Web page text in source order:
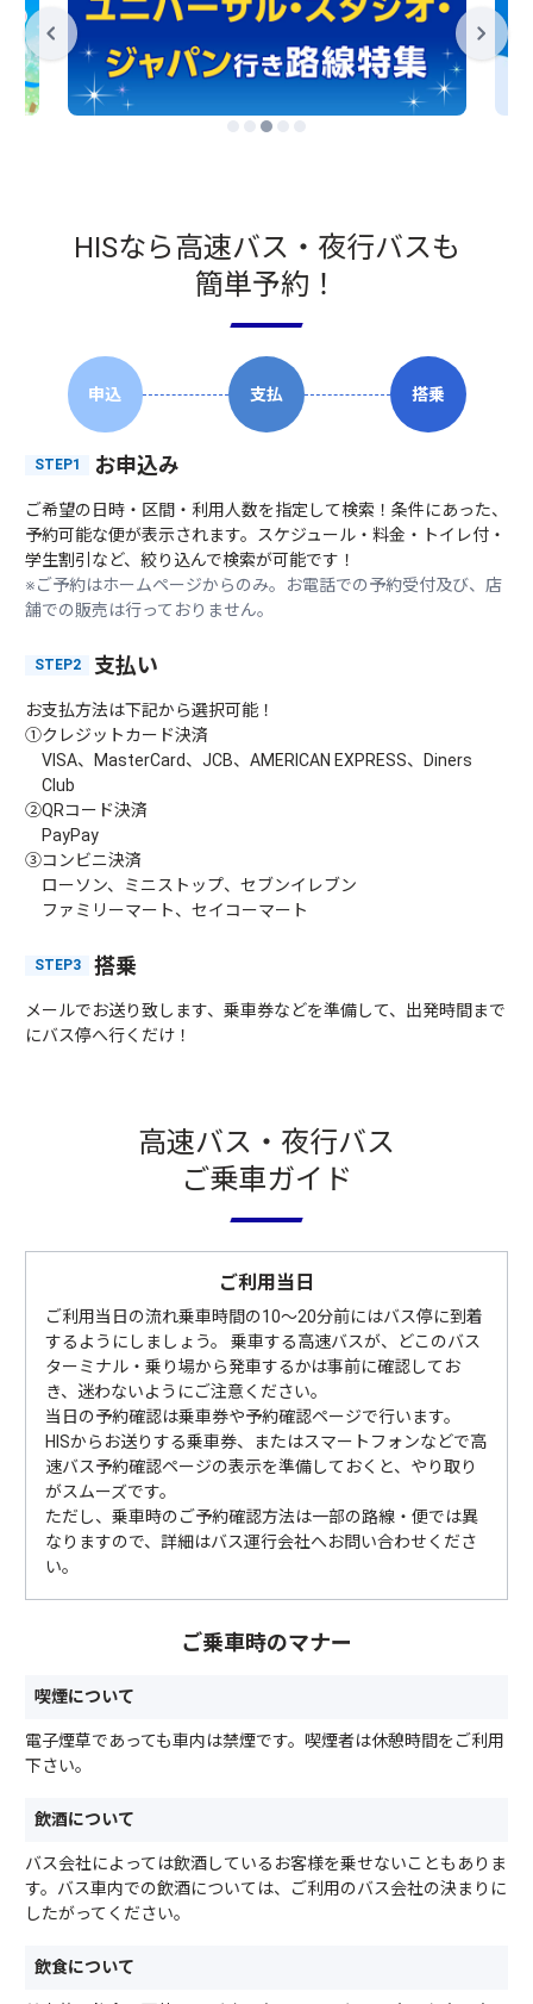
HISなら高速バス・夜行バスも
簡単予約！
申込 支払 搭乗
STEP1 お申込み
ご希望の日時・区間・利用人数を指定して検索！条件にあった、
予約可能な便が表示されます。スケジュール・料金・トイレ付・
学生割引など、絞り込んで検索が可能です！
※ご予約はホームページからのみ。お電話での予約受付及び、店
舗での販売は行っておりません。
STEP2 支払い
お支払方法は下記から選択可能！
①クレジットカード決済
VISA、MasterCard、JCB、AMERICAN EXPRESS、Diners
Club
②QRコード決済
PayPay
③コンビニ決済
ローソン、ミニストップ、セブンイレブン
ファミリーマート、セイコーマート
STEP3 搭乗
メールでお送り致します、乗車券などを準備して、出発時間まで
にバス停へ行くだけ！
高速バス・夜行バス
ご乗車ガイド
ご利用当日
ご利用当日の流れ乗車時間の10〜20分前にはバス停に到着
するようにしましょう。 乗車する高速バスが、どこのバス
ターミナル・乗り場から発車するかは事前に確認してお
き、迷わないようにご注意ください。
当日の予約確認は乗車券や予約確認ページで行います。
HISからお送りする乗車券、またはスマートフォンなどで高
速バス予約確認ページの表示を準備しておくと、やり取り
がスムーズです。
ただし、乗車時のご予約確認方法は一部の路線・便では異
なりますので、詳細はバス運行会社へお問い合わせくださ
い。
ご乗車時のマナー
喫煙について
電子煙草であっても車内は禁煙です。喫煙者は休憩時間をご利用
下さい。
飲酒について
バス会社によっては飲酒しているお客様を乗せないこともありま
す。バス車内での飲酒については、ご利用のバス会社の決まりに
したがってください。
飲食について